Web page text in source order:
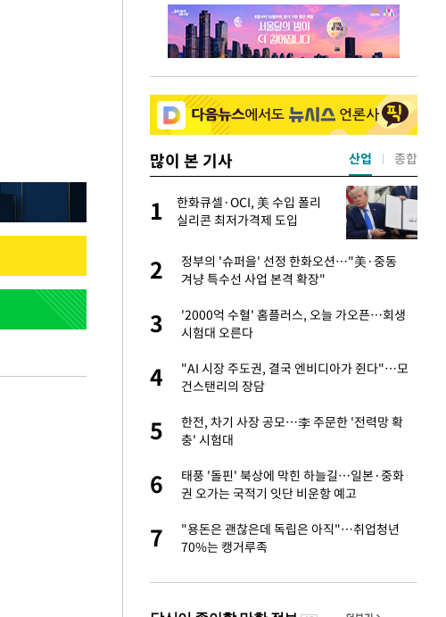
많이 본 기사
아야 했
, 기쁨조
튜버 '완벽 소화'
과제로 속도내는 K-제약
1
한화큐셀·OCI, 美 수입 폴리
실리콘 최저가격제 도입
환영"
2
정부의 '슈퍼을' 선정 한화오션…"美·중동
겨냥 특수선 사업 본격 확장"
3
'2000억 수혈' 홈플러스, 오늘 가오픈…회생
시험대 오른다
4
"AI 시장 주도권, 결국 엔비디아가 쥔다"…모
건스탠리의 장담
5
한전, 차기 사장 공모…李 주문한 '전력망 확
충' 시험대
6
태풍 '돌핀' 북상에 막힌 하늘길…일본·중화
권 오가는 국적기 잇단 비운항 예고
7
"용돈은 괜찮은데 독립은 아직"…취업청년
70%는 캥거루족
산업 종합